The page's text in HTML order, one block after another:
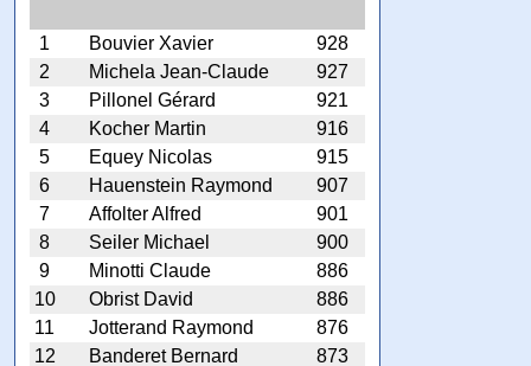
1 Bouvier Xavier
928
2
Michela Jean-Claude
927
3
Pillonel Gérard
921
4
Kocher Martin
916
5
Equey Nicolas
915
6
Hauenstein Raymond
907
7
Affolter Alfred
901
8
Seiler Michael
900
9
Minotti Claude
886
10
Obrist David
886
11
Jotterand Raymond
876
12
Banderet Bernard 873